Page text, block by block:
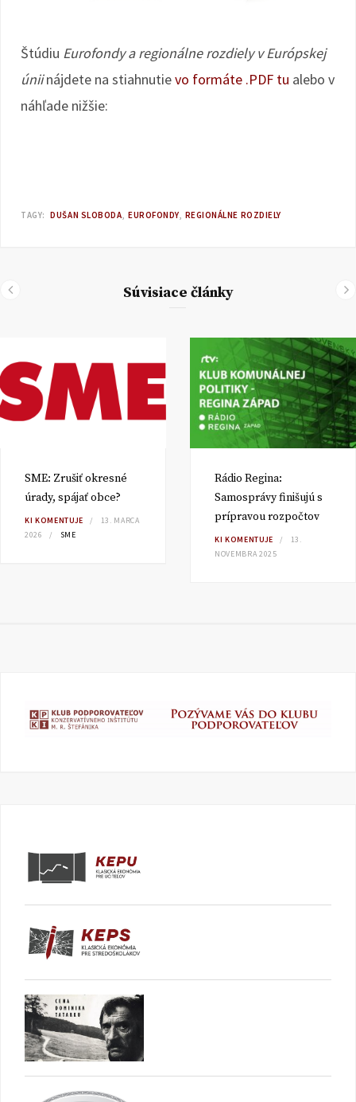
Štúdiu Eurofondy a regionálne rozdiely v Európskej
úniinájdete na stiahnutievo formáte .PDF tu alebo v
náhľade nižšie:
TAGY: DUŠAN SLOBODA EUROFONDY REGIONÁLNE ROZDIELY
Súvisiace články
SME: Zrušiť okresné
úrady, spájať obce?
KI KOMENTUJE
13. MARCA
2026
SME
Rádio Regina:
Samosprávy finišujú s
prípravou rozpočtov
KI KOMENTUJE
13.
NOVEMBRA 2025